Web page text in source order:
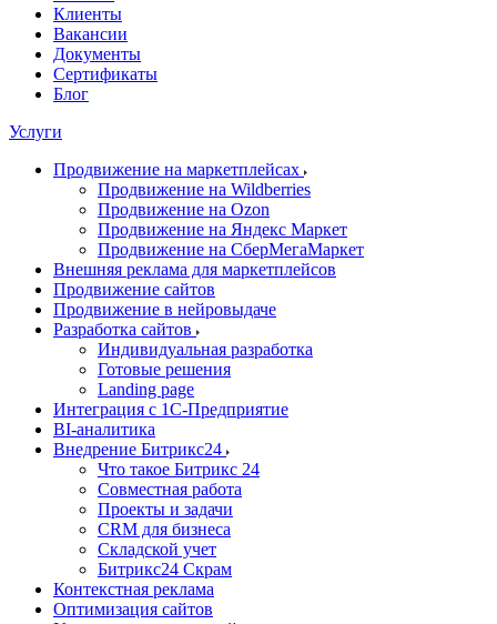
Клиенты
Вакансии
Документы
Сертификаты
Блог
Услуги
Продвижение на маркетплейсах
Продвижение на Wildberries
Продвижение на Ozon
Продвижение на Яндекс Маркет
Продвижение на СберМегаМаркет
Внешняя реклама для маркетплейсов
Продвижение сайтов
Продвижение в нейровыдаче
Разработка сайтов
Индивидуальная разработка
Готовые решения
Landing page
Интеграция с 1С-Предприятие
BI-аналитика
Внедрение Битрикс24
Что такое Битрикс 24
Совместная работа
Проекты и задачи
СRМ для бизнеса
Складской учет
Битрикс24 Скрам
Контекстная реклама
Оптимизация сайтов